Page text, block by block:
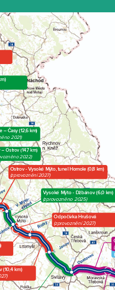
(10,4 km)
Odpočívka Hrušová
(zprovoznění 2027)
Vysoké Mýto - Džbánov (6,0 km)
(zprovozněno 2025)
Ostrov - Vysoké Mýto, tunel Homole (0,8 km)
(zprovoznění 2027)
– Ostrov (14,7 km)
2022)
– Časy (12,6 km)
2021)